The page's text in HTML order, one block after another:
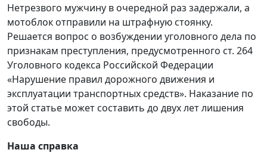
Нетрезвого мужчину в очередной раз задержали, а
мотоблок отправили на штрафную стоянку.
Решается вопрос о возбуждении уголовного дела по
признакам преступления, предусмотренного ст. 264
Уголовного кодекса Российской Федерации
«Нарушение правил дорожного движения и
эксплуатации транспортных средств». Наказание по
этой статье может составить до двух лет лишения
свободы.
Наша справка